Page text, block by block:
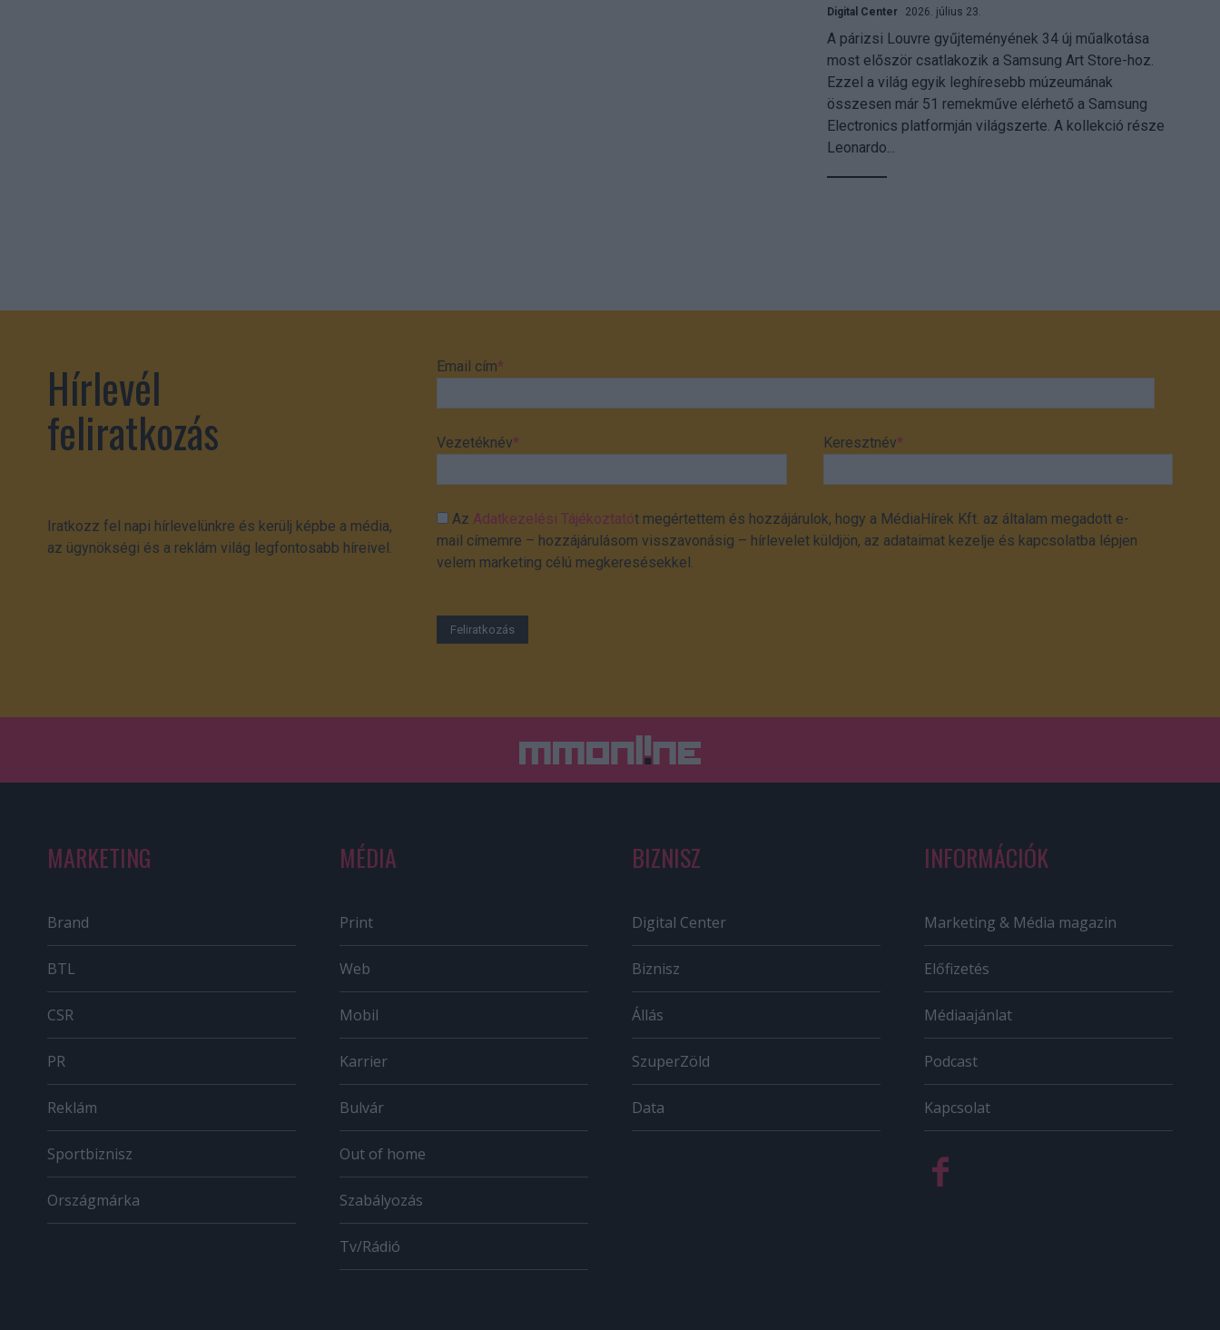
Digital Center 2026. július 23.
A párizsi Louvre gyűjteményének 34 új műalkotása
most először csatlakozik a Samsung Art Store-hoz.
Ezzel a világ egyik leghíresebb múzeumának
összesen már 51 remekműve elérhető a Samsung
Electronics platformján világszerte. A kollekció része
Leonardo...
Hírlevél
feliratkozás
Iratkozz fel napi hírlevelünkre és kerülj képbe a média,
az ügynökségi és a reklám világ legfontosabb híreivel.
Email cím*
Vezetéknév* Keresztnév*
AzAdatkezelési Tájékoztatót megértettem és hozzájárulok, hogy a MédiaHírek Kft. az általam megadott e-
mail címemre – hozzájárulásom visszavonásig – hírlevelet küldjön, az adataimat kezelje és kapcsolatba lépjen
velem marketing célú megkeresésekkel.
MARKETING
Brand
BTL
CSR
PR
Reklám
Sportbiznisz
Országmárka
MÉDIA
Print
Web
Mobil
Karrier
Bulvár
Out of home
Szabályozás
Tv/Rádió
BIZNISZ
Digital Center
Biznisz
Állás
SzuperZöld
Data
INFORMÁCIÓK
Marketing & Média magazin
Előfizetés
Médiaajánlat
Podcast
Kapcsolat